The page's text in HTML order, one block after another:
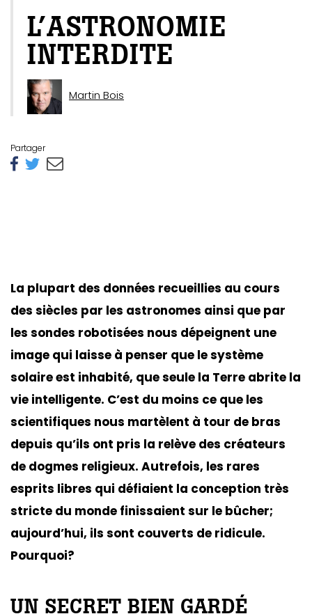
L’ASTRONOMIE
INTERDITE
Martin Bois
Partager
La plupart des données recueillies au cours
des siècles par les astronomes ainsi que par
les sondes robotisées nous dépeignent une
image qui laisse à penser que le système
solaire est inhabité, que seule la Terre abrite la
vie intelligente. C’est du moins ce que les
scientifiques nous martèlent à tour de bras
depuis qu’ils ont pris la relève des créateurs
de dogmes religieux. Autrefois, les rares
esprits libres qui défiaient la conception très
stricte du monde finissaient sur le bûcher;
aujourd’hui, ils sont couverts de ridicule.
Pourquoi?
UN SECRET BIEN GARDÉ